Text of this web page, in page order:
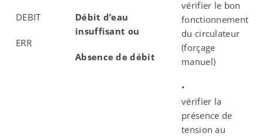
DEBIT
ERR
Débit d’eau
insuffisant ou
Absence de débit
vérifier le bon
fonctionnement
du circulateur
(forçage
manuel)
•
vérifier la
présence de
tension au